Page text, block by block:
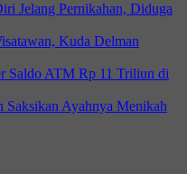
Jelang Pernikahan, Diduga
Kuda Delman
Saldo ATM Rp 11 Triliun di
Saksikan Ayahnya Menikah